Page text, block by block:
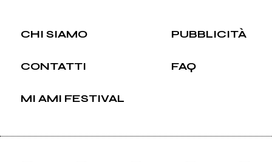
CHI SIAMO PUBBLICITÀ
CONTATTI FAQ
MI AMI FESTIVAL